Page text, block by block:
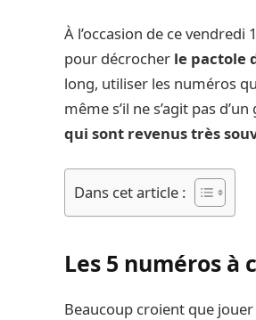
À l’occasion de ce
pour décrocher le pactole
long, utiliser les numéros
même s’il ne s’agit pas
qui sont revenus très
Dans cet article :
Les 5 numéros
Beaucoup croient que jouer